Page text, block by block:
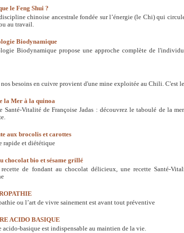
le Feng Shui ?
chinoise ancestrale fondée sur l’énergie (le Chi) qui
au travail.
Biodynamique
Biodynamique propose une approche complète de
nos besoins en cuivre provient d'une mine exploitée au Chili. C'est
la Mer à la quinoa
Santé-Vitalité de Françoise Jadas : découvrez le taboulé de la
aux brocolis et carottes
rapide et diététique
chocolat bio et sésame grillé
de fondant au chocolat délicieux, une recette Santé-
ou l’art de vivre sainement est avant tout préventive
ACIDO BASIQUE
acido-basique est indispensable au maintien de la vie.